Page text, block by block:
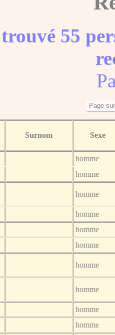
55
Surnom Sexe
homme
homme
homme
homme
homme
homme
homme
homme
homme
homme